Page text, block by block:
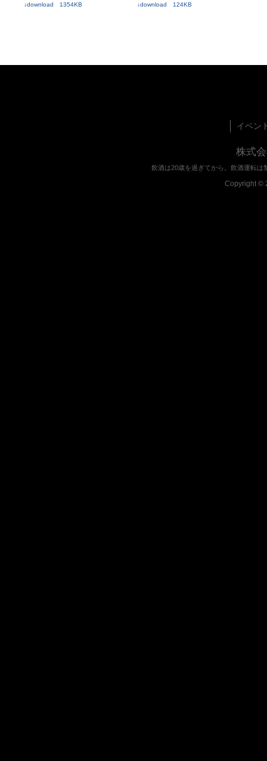
↓download 1354KB ↓download 124KB
イベン
株式
飲酒は20歳を過ぎてから。飲酒運転は
Copyright ©